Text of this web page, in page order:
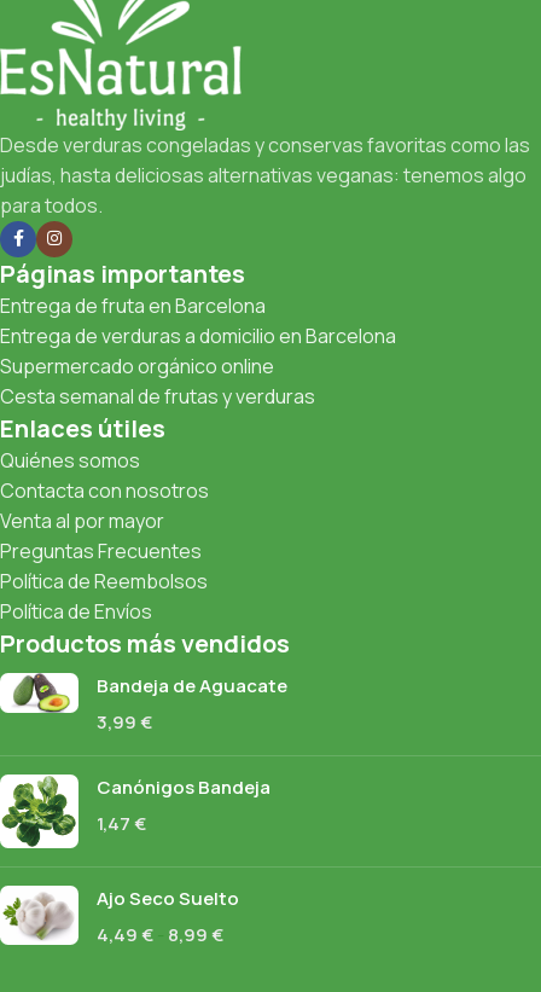
Desde verduras congeladas y conservas favoritas como las
judías, hasta deliciosas alternativas veganas: tenemos algo
para todos.
Páginas importantes
Entrega de fruta en Barcelona
Entrega de verduras a domicilio en Barcelona
Supermercado orgánico online
Cesta semanal de frutas y verduras
Enlaces útiles
Quiénes somos
Contacta con nosotros
Venta al por mayor
Preguntas Frecuentes
Política de Reembolsos
Política de Envíos
Productos más vendidos
Bandeja de Aguacate
3,99€
Canónigos Bandeja
1,47€
Ajo Seco Suelto
4,49€ 8,99€